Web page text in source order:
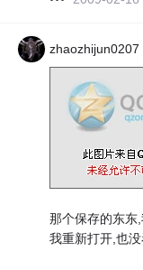
zhaozhijun0207
那个保存的东东
我重新打开,也